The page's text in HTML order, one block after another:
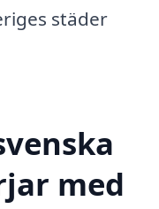
städer
med